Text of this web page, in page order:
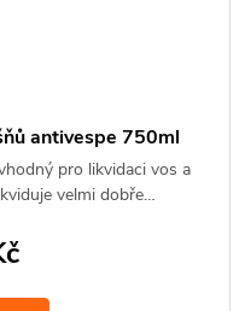
antivespe 750ml
pro likvidaci vos a
velmi dobře…